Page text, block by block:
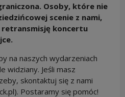
Osoby, które nie
scenie z nami,
retransmisję koncertu
na naszych wydarzeniach
widziany. Jeśli masz
skontaktuj się z nami
Postaramy się pomóc!